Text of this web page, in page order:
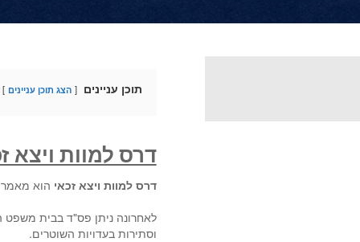
תוכן עניינים הצג תוכן עניינים
דרס למוות ויצא
דרס למוות ויצא זכאי הוא
לאחרונה ניתן פס"ד בבית משפט
וסתירות בעדויות השוטרים.